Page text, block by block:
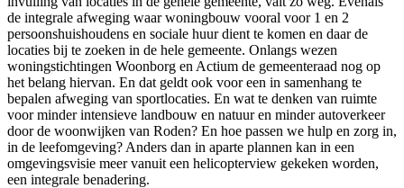
de integrale afweging waar woningbouw vooral voor 1 en 2
persoonshuishoudens en sociale huur dient te komen en daar de
locaties bij te zoeken in de hele gemeente. Onlangs wezen
woningstichtingen Woonborg en Actium de gemeenteraad nog op
het belang hiervan. En dat geldt ook voor een in samenhang te
bepalen afweging van sportlocaties. En wat te denken van ruimte
voor minder intensieve landbouw en natuur en minder autoverkeer
door de woonwijken van Roden? En hoe passen we hulp en zorg in,
in de leefomgeving? Anders dan in aparte plannen kan in een
omgevingsvisie meer vanuit een helicopterview gekeken worden,
een integrale benadering.